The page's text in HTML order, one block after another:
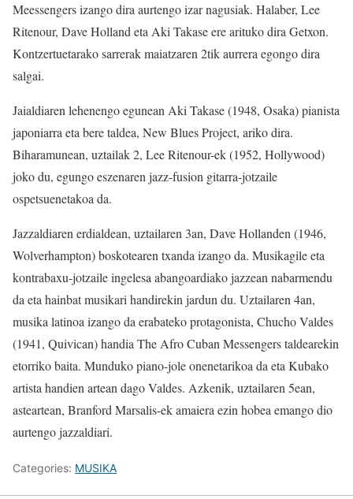
Meessengers izango dira aurtengo izar nagusiak. Halaber, Lee
Ritenour, Dave Holland eta Aki Takase ere arituko dira Getxon.
Kontzertuetarako sarrerak maiatzaren 2tik aurrera egongo dira
salgai.
Jaialdiaren lehenengo egunean Aki Takase (1948, Osaka) pianista
japoniarra eta bere taldea, New Blues Project, ariko dira.
Biharamunean, uztailak 2, Lee Ritenour-ek (1952, Hollywood)
joko du, egungo eszenaren jazz-fusion gitarra-jotzaile
ospetsuenetakoa da.
Jazzaldiaren erdialdean, uztailaren 3an, Dave Hollanden (1946,
Wolverhampton) boskotearen txanda izango da. Musikagile eta
kontrabaxu-jotzaile ingelesa abangoardiako jazzean nabarmendu
da eta hainbat musikari handirekin jardun du. Uztailaren 4an,
musika latinoa izango da erabateko protagonista, Chucho Valdes
(1941, Quivican) handia The Afro Cuban Messengers taldearekin
etorriko baita. Munduko piano-jole onenetarikoa da eta Kubako
artista handien artean dago Valdes. Azkenik, uztailaren 5ean,
asteartean, Branford Marsalis-ek amaiera ezin hobea emango dio
aurtengo jazzaldiari.
Categories: MUSIKA